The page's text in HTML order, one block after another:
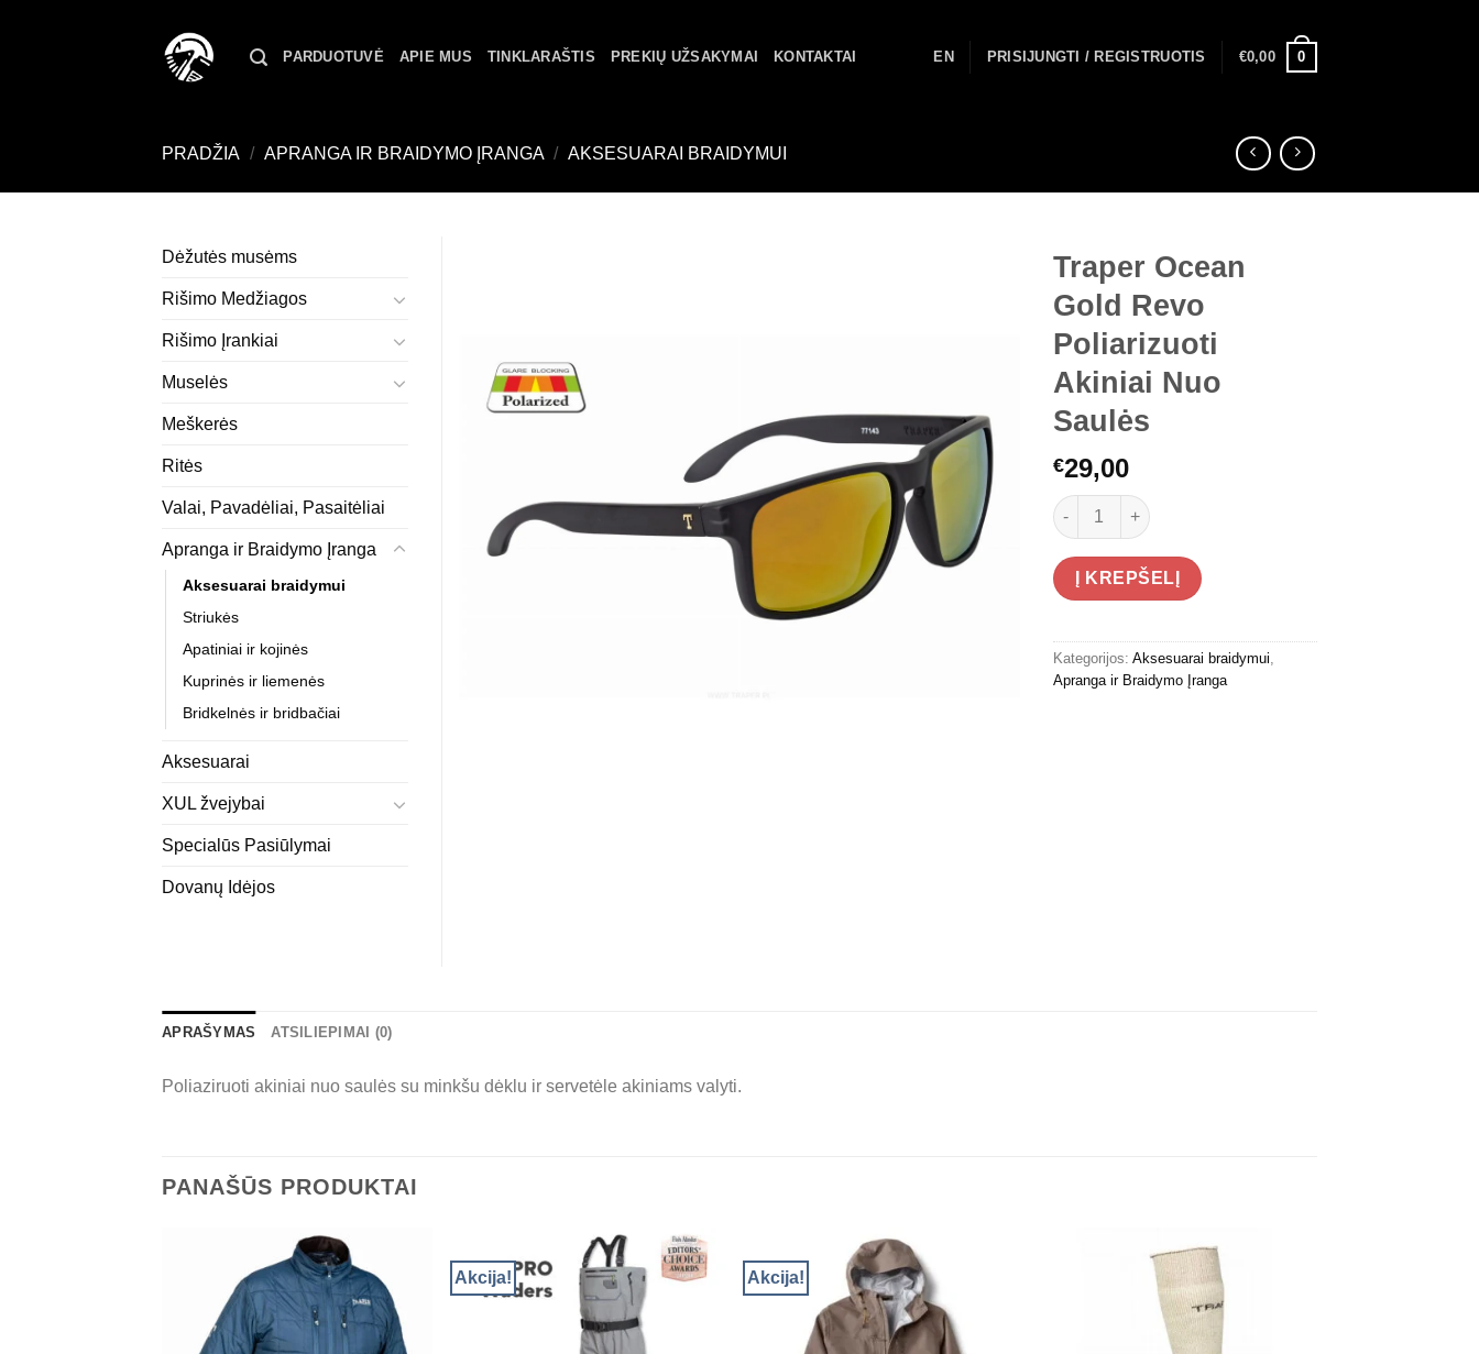
PARDUOTUVĖ APIE MUS TINKLARAŠTIS PREKIŲ UŽSAKYMAI KONTAKTAI EN PRISIJUNGTI / REGISTRUOTIS €0,00 0
PRADŽIA / APRANGA IR BRAIDYMO ĮRANGA / AKSESUARAI BRAIDYMUI
Traper Ocean
Gold Revo
Poliarizuoti
Akiniai Nuo
Saulės
€29,00
produkto kiekis: Traper Ocean Gold Revo Poliarizuoti
Į KREPŠELĮ
Kategorijos: Aksesuarai braidymui
Apranga ir Braidymo Įranga
Dėžutės musėms
Rišimo Medžiagos
Rišimo Įrankiai
Muselės
Meškerės
Ritės
Valai, Pavadėliai, Pasaitėliai
Apranga ir Braidymo Įranga
Aksesuarai braidymui
Striukės
Apatiniai ir kojinės
Kuprinės ir liemenės
Bridkelnės ir bridbačiai
Aksesuarai
XUL žvejybai
Specialūs Pasiūlymai
Dovanų Idėjos
APRAŠYMAS ATSILIEPIMAI (0)
Poliaziruoti akiniai nuo saulės su minkšu dėklu ir servetėle akiniams valyti.
PANAŠŪS PRODUKTAI
Akcija! Akcija!